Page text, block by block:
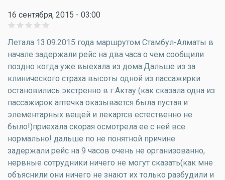
16 сентября, 2015 - 03:00
Летала 13.09.2015 года маршрутом Стамбул-Алматы в
начале задержали рейс на два часа о чем сообщили
поздно когда уже выехала из дома.Дальше из за
клинического страха высоты одной из пассажирки
остановились экстренно в г.Актау (как сказала одна из
пассажирок аптечка оказывается была пустая и
элементарных вещей и лекартсв естественно не
было!)приехала скорая осмотрела ее с ней все
нормально! дальше по не понятной причине
задержали рейс на 9 часов очень не организованно,
нервные сотрудники ничего не могут сказать(как мне
объяснили они ничего не знают их только разбудили и